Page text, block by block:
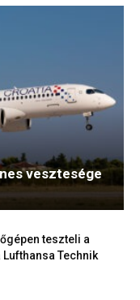
vesztesége
teszteli a
Technik